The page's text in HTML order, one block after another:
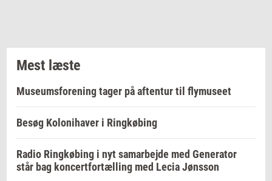
Mest læste
Museumsforening tager på aftentur til flymuseet
Besøg Kolonihaver i Ringkøbing
Radio Ringkøbing i nyt samarbejde med Generator
står bag koncertfortælling med Lecia Jønsson